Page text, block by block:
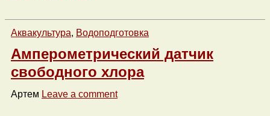
Аквакультура, Водоподготовка
Амперометрический датчик
свободного хлора
Артем Leave a comment